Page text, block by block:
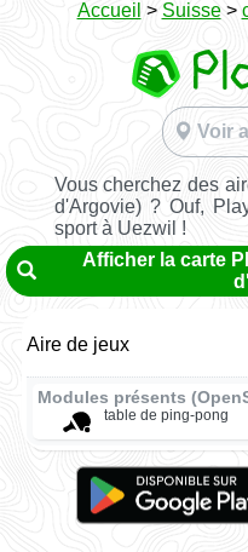
Accueil > Suisse>
Voir
Vous cherchez des
d'Argovie) ? Ouf,
sport à Uezwil !
Afficher la carte
Aire de jeux
Modules présents
table de ping-pong